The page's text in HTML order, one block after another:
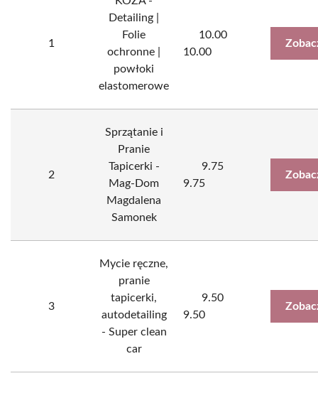
1
Detailing |
Folie
ochronne |
powłoki
elastomerowe
10.00
10.00
2
Sprzątanie i
Pranie
Tapicerki -
Mag-Dom
Magdalena
Samonek
9.75
9.75
3
Mycie ręczne,
pranie
tapicerki,
autodetailing
- Super clean
car
9.50
9.50